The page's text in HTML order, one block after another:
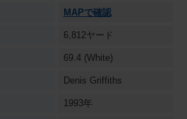
MAPで確認
6,812ヤード
69.4 (White)
Denis Griffiths
1993年